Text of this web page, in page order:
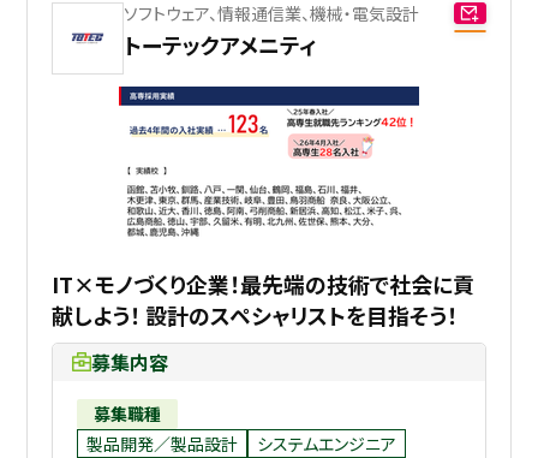
ソフトウェア、情報通信業、機械・電気設計
トーテックアメニティ
IT×モノづくり企業！最先端の技術で社会に貢
献しよう！ 設計のスペシャリストを目指そう！
募集内容
募集職種
製品開発／製品設計
システムエンジニア